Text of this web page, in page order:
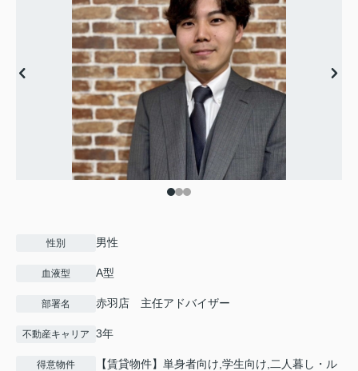
性別 男性
血液型 A型
部署名 赤羽店 主任アドバイザー
不動産キャリア 3年
得意物件
【賃貸物件】単身者向け,学生向け,二人暮し・ル